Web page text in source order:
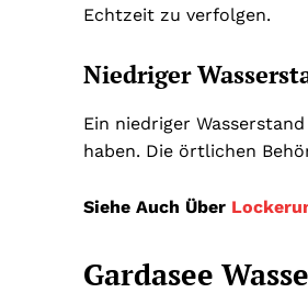
Echtzeit zu verfolgen.
Niedriger
Ein niedriger
haben. Die örtlichen
Siehe Auch Über
Gardasee